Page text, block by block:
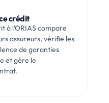
crédit
à l’ORIAS compare
assureurs, vérifie les
de garanties
et gère le